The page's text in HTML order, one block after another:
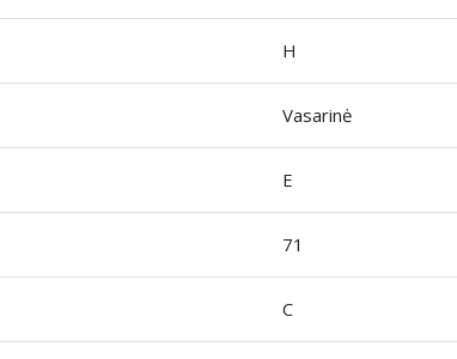
H
Vasarinė
E
71
C